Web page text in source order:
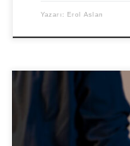
Yazarı: Erol Aslan